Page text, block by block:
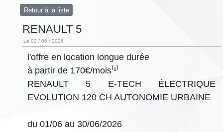
Retour à la liste
RENAULT 5
Le 02 / 06 / 2026
l'offre en location longue durée
à partir de 170€/mois⁽¹⁾
RENAULT 5 E-TECH ÉLECTRIQUE
EVOLUTION 120 CH AUTONOMIE URBAINE
du 01/06 au 30/06/2026